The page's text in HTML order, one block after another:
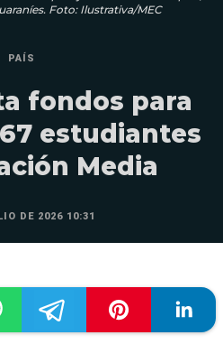
Foto: Ilustrativa/MEC
PAÍS
fondos para
estudiantes
Media
DE 2026 10:31